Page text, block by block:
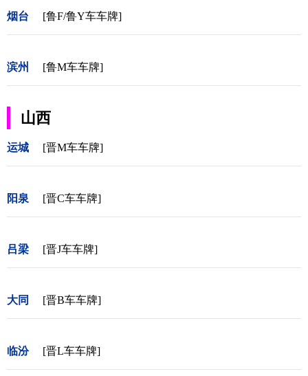
烟台 [鲁F/鲁Y车车牌]
滨州 [鲁M车车牌]
山西
运城 [晋M车车牌]
阳泉 [晋C车车牌]
吕梁 [晋J车车牌]
大同 [晋B车车牌]
临汾 [晋L车车牌]